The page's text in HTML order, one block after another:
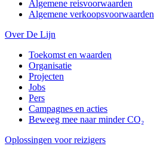
Algemene reisvoorwaarden
Algemene verkoopsvoorwaarden
Over De Lijn
Toekomst en waarden
Organisatie
Projecten
Jobs
Pers
Campagnes en acties
Beweeg mee naar minder CO₂
Oplossingen voor reizigers